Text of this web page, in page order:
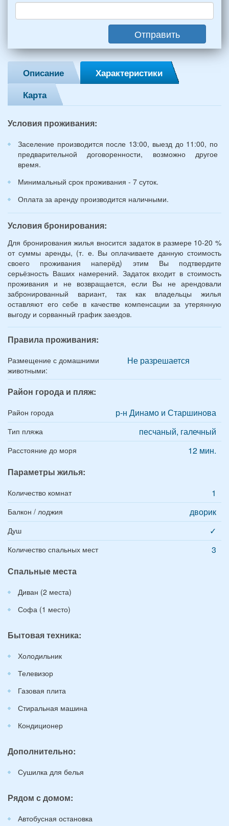
взрослых
и
2
детей
(возраст
и
лет):
Отправить
Описание
Характеристики
Карта
Условия проживания:
Заселение производится после 13:00, выезд до 11:00, по
предварительной договоренности, возможно другое
время.
Минимальный срок проживания - 7 суток.
Оплата за аренду производится наличными.
Условия бронирования:
Для бронирования жилья вносится задаток в размере 10-20 %
от суммы аренды, (т. е. Вы оплачиваете данную стоимость
своего проживания наперёд) этим Вы подтвердите
серьёзность Ваших намерений. Задаток входит в стоимость
проживания и не возвращается, если Вы не арендовали
забронированный вариант, так как владельцы жилья
оставляют его себе в качестве компенсации за утерянную
выгоду и сорванный график заездов.
Правила проживания:
Размещение с домашними
животными:
Не разрешается
Район города и пляж:
Район города р-н Динамо и Старшинова
Тип пляжа песчаный, галечный
Расстояние до моря
12 мин.
Параметры жилья:
Количество комнат 1
Балкон / лоджия дворик
Душ ✓
Количество спальных мест
3
Спальные места
Диван (2 места)
Софа (1 место)
Бытовая техника:
Холодильник
Телевизор
Газовая плита
Стиральная машина
Кондиционер
Дополнительно:
Сушилка для белья
Рядом с домом:
Автобусная остановка